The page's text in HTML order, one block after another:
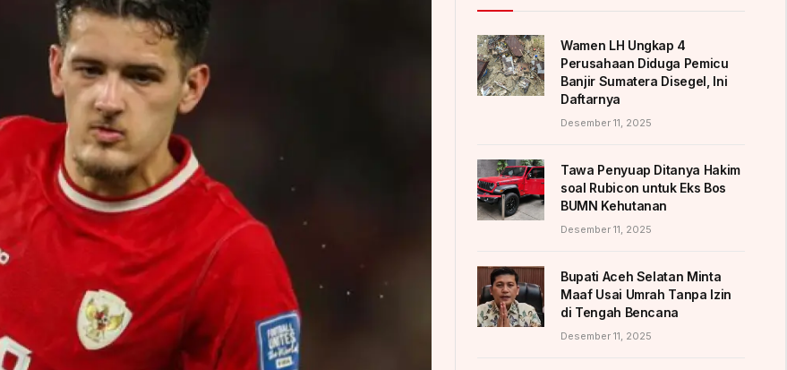
Wamen LH Ungkap 4
Perusahaan Diduga Pemicu
Banjir Sumatera Disegel, Ini
Daftarnya
Desember 11, 2025
Tawa Penyuap Ditanya Hakim
soal Rubicon untuk Eks Bos
BUMN Kehutanan
Desember 11, 2025
Bupati Aceh Selatan Minta
Maaf Usai Umrah Tanpa Izin
di Tengah Bencana
Desember 11, 2025